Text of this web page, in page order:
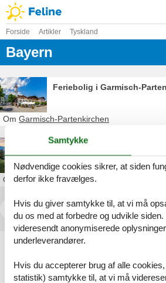
Forside Artikler Tyskland
Bayern
Feriebolig i Garmisch-
Om Garmisch-Partenkirchen
Feriebolig i Bayern
OmBayern
<< < 1 2
Artikeltyper
Sommerhus
Samtykke
Nødvendige cookies sikrer, at siden
derfor ikke fravælges.
Hvis du giver samtykke til, at vi må
du os med at forbedre og udvikle
videresendt anonymiserede
underleverandører.
Hvis du accepterer brug af alle
statistik) samtykke til, at vi må